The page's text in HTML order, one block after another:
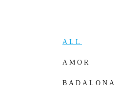
ALL
AMOR
BADALONA